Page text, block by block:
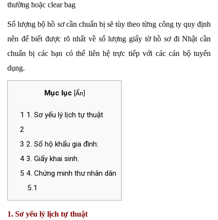
thường hoặc clear bag
Số lượng bộ hồ sơ cần chuẩn bị sẽ tùy theo từng công ty quy định
nên để biết được rõ nhất về số lượng giấy tờ hồ sơ đi Nhật cần
chuẩn bị các bạn có thể liên hệ trực tiếp với các cán bộ tuyển
dụng.
Mục lục [Ẩn]
1 1. Sơ yếu lý lịch tự thuật
2
3 2. Sổ hộ khẩu gia đình:
4 3. Giấy khai sinh:
5 4. Chứng minh thư nhân dân
5.1
1. Sơ yếu lý lịch tự thuật